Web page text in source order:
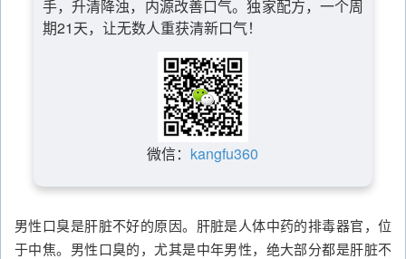
手，升清降浊，内源改善口气。独家配方，一个周
期21天，让无数人重获清新口气！
微信： kangfu360
男性口臭是肝脏不好的原因。肝脏是人体中药的排毒器官，位
于中焦。男性口臭的，尤其是中年男性，绝大部分都是肝脏不